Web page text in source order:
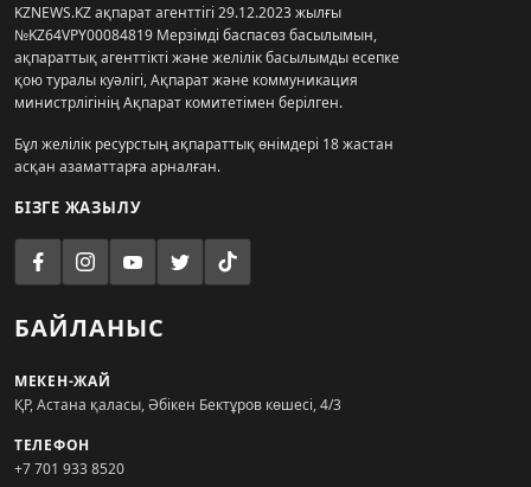
KZNEWS.KZ ақпарат агенттігі 29.12.2023 жылғы
№KZ64VPY00084819 Мерзімді баспасөз басылымын,
ақпараттық агенттікті және желілік басылымды есепке
қою туралы куәлігі, Ақпарат және коммуникация
министрлігінің Ақпарат комитетімен берілген.
Бұл желілік ресурстың ақпараттық өнімдері 18 жастан
асқан азаматтарға арналған.
БІЗГЕ ЖАЗЫЛУ
БАЙЛАНЫС
МЕКЕН-ЖАЙ
ҚР, Астана қаласы, Әбікен Бектұров көшесі, 4/3
ТЕЛЕФОН
+7 701 933 8520